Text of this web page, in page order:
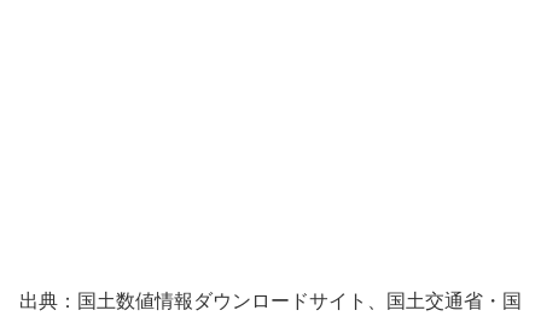
出典：国土数値情報ダウンロードサイト、国土交通省・国